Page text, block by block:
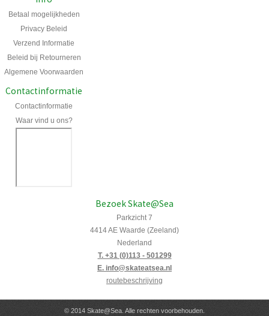
Betaal mogelijkheden
Privacy Beleid
Verzend Informatie
Beleid bij Retourneren
Algemene Voorwaarden
Contactinformatie
Contactinformatie
Waar vind u ons?
Bezoek Skate@Sea
Parkzicht 7
4414 AE Waarde (Zeeland)
Nederland
T. +31 (0)113 - 501299
E. info@skateatsea.nl
routebeschrijving
© 2014 Skate@Sea. Alle rechten voorbehouden.